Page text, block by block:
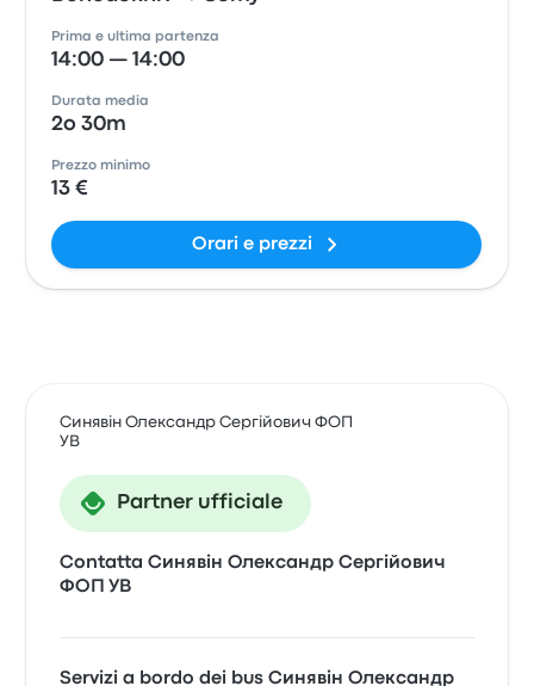
Prima e ultima partenza
14:00 — 14:00
Durata media
2o 30m
Prezzo minimo
13 €
Orari e prezzi
Синявін Олександр Сергійович ФОП
УВ
Partner ufficiale
Contatta Синявін Олександр Сергійович
ФОП УВ
Servizi a bordo dei bus Синявін Олександр